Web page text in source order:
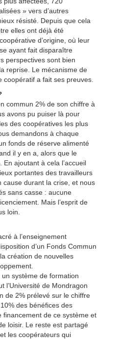
» vers d’autres
résisté. Depuis que cela
elles ont déjà été
d’origine, où leur
ayant fait disparaître
perspectives sont bien
reprise. Le mécanisme de
a fait ses preuves.
commun 2% de son chiffre à
avons pu puiser là pour
des coopératives les plus
demandons à chaque
fonds de réserve alimenté
il y en a, alors que le
ajoutant à cela l’accueil
portantes des travailleurs
cause durant la crise, et nous
sans casse : aucune
Mais l’esprit de
loin.
à l’enseignement
d’un Fonds Commun
création de nouvelles
système de formation
l’Université de Mondragon
de 2% prélevé sur le chiffre
des bénéfices des
financement de ce système et
loisir. Le reste est partagé
les coopérateurs qui